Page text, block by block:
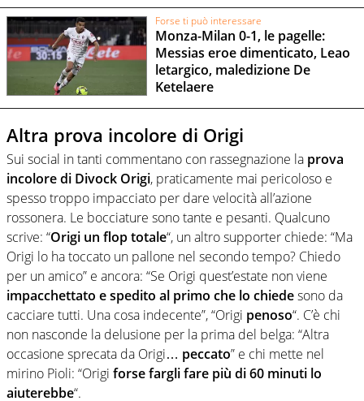
Forse ti può interessare
Monza-Milan 0-1, le pagelle:
Messias eroe dimenticato, Leao
letargico, maledizione De
Ketelaere
Altra prova incolore di Origi
Sui social in tanti commentano con rassegnazione la prova
incolore di Divock Origi, praticamente mai pericoloso e
spesso troppo impacciato per dare velocità all’azione
rossonera. Le bocciature sono tante e pesanti. Qualcuno
scrive: “Origi un flop totale“, un altro supporter chiede: “Ma
Origi lo ha toccato un pallone nel secondo tempo? Chiedo
per un amico” e ancora: “Se Origi quest’estate non viene
impacchettato e spedito al primo che lo chiedesono da
cacciare tutti. Una cosa indecente”, “Origi penoso“. C’è chi
non nasconde la delusione per la prima del belga: “Altra
occasione sprecata da Origi… peccato” e chi mette nel
mirino Pioli: “Origi forse fargli fare più di 60 minuti lo
aiuterebbe“.